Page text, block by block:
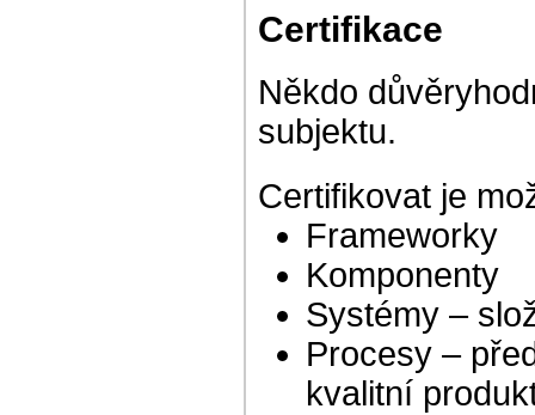
Certifikace
Někdo
subjektu.
Certifikovat je
Frameworky
Komponenty
Systémy –
Procesy –
kvalitní